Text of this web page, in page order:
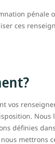
ces
vos
définies
mettrons